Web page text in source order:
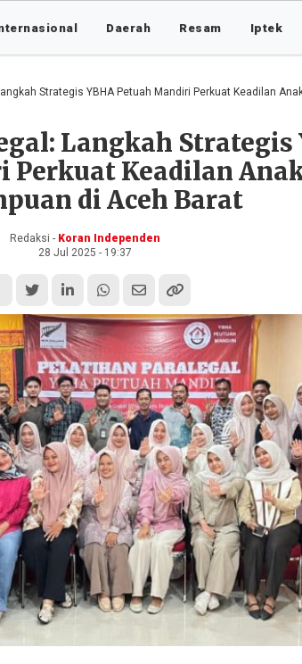
Daerah Resam Iptek
Strategis YBHA Petuah Mandiri Perkuat Keadilan Anak dan
Langkah Strategis
Perkuat Keadilan
di Aceh Barat
Redaksi - Koran Independen
28 Jul 2025 - 19:37